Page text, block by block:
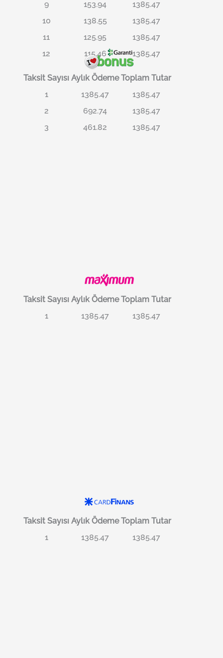
9 153.94
1385.47
10
138.55
1385.47
11
125.95
1385.47
12
115.46 1385.47
Taksit Sayısı Aylık Ödeme Toplam Tutar
1
1385.47
1385.47
2
692.74
1385.47
3
461.82 1385.47
Taksit Sayısı Aylık Ödeme Toplam Tutar
1
1385.47 1385.47
Taksit Sayısı Aylık Ödeme Toplam Tutar
1
1385.47 1385.47